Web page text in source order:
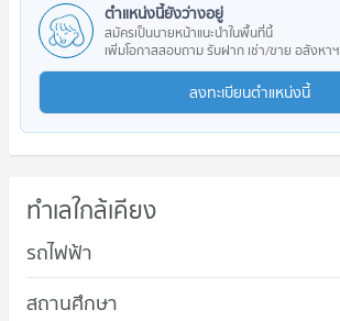
ตำแหน่งนี้ยังว่างอยู่
สมัครเป็นนายหน้าแนะนำในพื้นที่นี้
เพิ่มโอกาสสอบถาม รับฝาก เช่า/ขาย อสังหาฯ
ลงทะเบียนตำแหน่งนี้
ทำเลใกล้เคียง
รถไฟฟ้า
สถานศึกษา